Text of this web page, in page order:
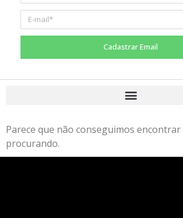
Cadastrar Email
Parece que não conseguimos encontrar
procurando.